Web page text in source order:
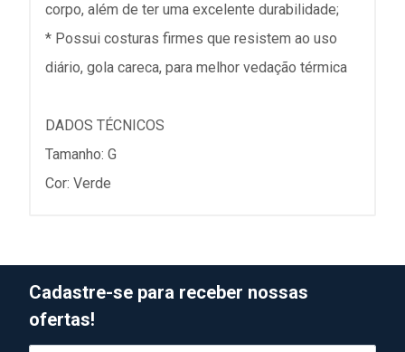
corpo, além de ter uma excelente durabilidade;
* Possui costuras firmes que resistem ao uso
diário, gola careca, para melhor vedação térmica
DADOS TÉCNICOS
Tamanho: G
Cor: Verde
Cadastre-se para receber nossas
ofertas!